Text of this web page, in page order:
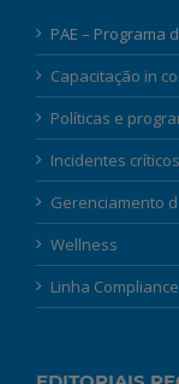
PAE – Programa
Capacitação in
Políticas e
Incidentes críticos
Gerenciamento
Wellness
Linha Compliance